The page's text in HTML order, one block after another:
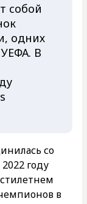
собой
одних
В
со
году
в